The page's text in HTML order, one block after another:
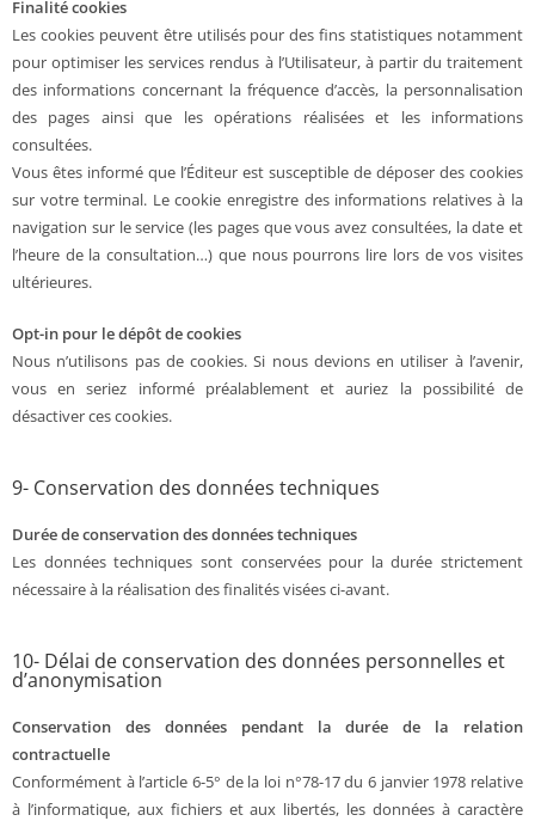
Finalité cookies
Les cookies peuvent être utilisés pour des fins statistiques notamment
pour optimiser les services rendus à l’Utilisateur, à partir du traitement
des informations concernant la fréquence d’accès, la personnalisation
des pages ainsi que les opérations réalisées et les informations
consultées.
Vous êtes informé que l’Éditeur est susceptible de déposer des cookies
sur votre terminal. Le cookie enregistre des informations relatives à la
navigation sur le service (les pages que vous avez consultées, la date et
l’heure de la consultation…) que nous pourrons lire lors de vos visites
ultérieures.
Opt-in pour le dépôt de cookies
Nous n’utilisons pas de cookies. Si nous devions en utiliser à l’avenir,
vous en seriez informé préalablement et auriez la possibilité de
désactiver ces cookies.
9- Conservation des données techniques
Durée de conservation des données techniques
Les données techniques sont conservées pour la durée strictement
nécessaire à la réalisation des finalités visées ci-avant.
10- Délai de conservation des données personnelles et
d’anonymisation
Conservation des données pendant la durée de la relation
contractuelle
Conformément à l’article 6-5° de la loi n°78-17 du 6 janvier 1978 relative
à l’informatique, aux fichiers et aux libertés, les données à caractère